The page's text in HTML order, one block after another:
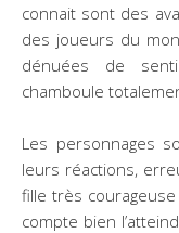
connait sont des
des joueurs du
dénuées de
chamboule
Les personnages
leurs réactions,
fille très
compte bien